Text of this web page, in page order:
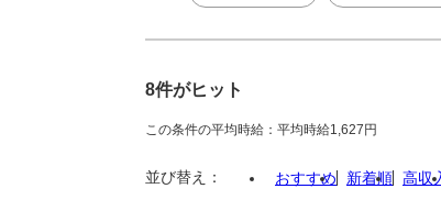
8件がヒット
この条件の平均時給：平均時給1,627円
並び替え： おすすめ 新着順 高収